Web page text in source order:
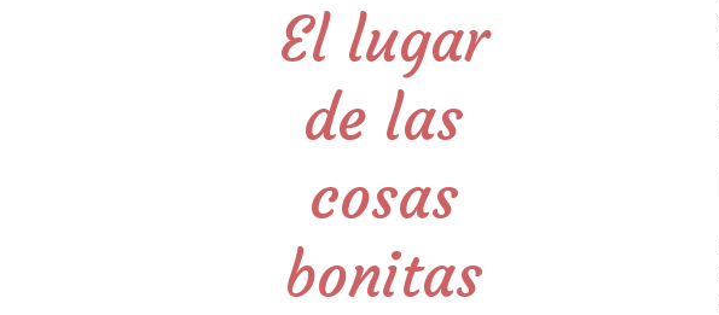
El lugar
de las
cosas
bonitas